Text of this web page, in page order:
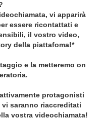
vi apparirà
essere ricontattati e
il vostro video,
della piattafoma!*
e la metteremo on
protagonisti
saranno riaccreditati
vostra videochiamata!